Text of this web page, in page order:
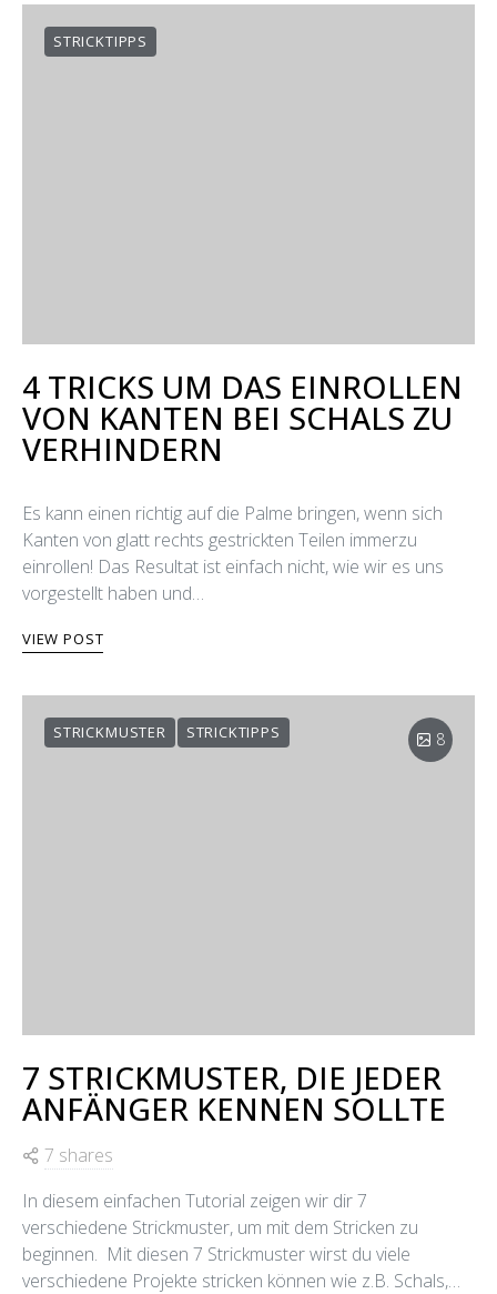
STRICKTIPPS
4 TRICKS UM DAS EINROLLEN
VON KANTEN BEI SCHALS ZU
VERHINDERN
Es kann einen richtig auf die Palme bringen, wenn sich
Kanten von glatt rechts gestrickten Teilen immerzu
einrollen! Das Resultat ist einfach nicht, wie wir es uns
vorgestellt haben und…
VIEW POST
STRICKMUSTER STRICKTIPPS 8
7 STRICKMUSTER, DIE JEDER
ANFÄNGER KENNEN SOLLTE
7 shares
In diesem einfachen Tutorial zeigen wir dir 7
verschiedene Strickmuster, um mit dem Stricken zu
beginnen. Mit diesen 7 Strickmuster wirst du viele
verschiedene Projekte stricken können wie z.B. Schals,…